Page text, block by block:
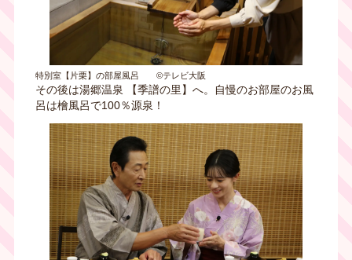
特別室【片栗】の部屋風呂 ©テレビ大阪
その後は湯郷温泉 【季譜の里】へ。自慢のお部屋のお風
呂は檜風呂で100％源泉！